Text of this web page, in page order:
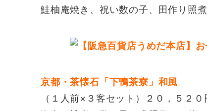
鮭柚庵焼き、祝い数の子、田作り照
京都・茶懐石「下鴨茶寮」和風
（１人前×３客セット）２０，５２０